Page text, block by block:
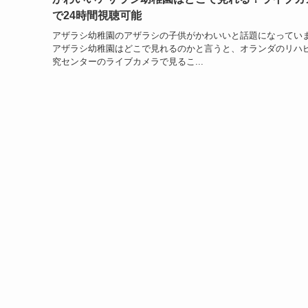
で24時間視聴可能
アザラシ幼稚園のアザラシの子供がかわいいと話題になってい
アザラシ幼稚園はどこで見れるのかと言うと、オランダのリハ
究センターのライブカメラで見るこ...